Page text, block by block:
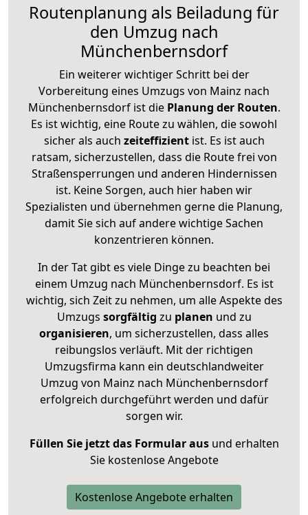
Routenplanung als Beiladung für
den Umzug nach
Münchenbernsdorf
Ein weiterer wichtiger Schritt bei der
Vorbereitung eines Umzugs von Mainz nach
Münchenbernsdorf ist diePlanung der Routen.
Es ist wichtig, eine Route zu wählen, die sowohl
sicher als auch zeiteffizientist. Es ist auch
ratsam, sicherzustellen, dass die Route frei von
Straßensperrungen und anderen Hindernissen
ist. Keine Sorgen, auch hier haben wir
Spezialisten und übernehmen gerne die Planung,
damit Sie sich auf andere wichtige Sachen
konzentrieren können.
In der Tat gibt es viele Dinge zu beachten bei
einem Umzug nach Münchenbernsdorf. Es ist
wichtig, sich Zeit zu nehmen, um alle Aspekte des
Umzugs sorgfältig zu planen und zu
organisieren, um sicherzustellen, dass alles
reibungslos verläuft. Mit der richtigen
Umzugsfirma kann ein deutschlandweiter
Umzug von Mainz nach Münchenbernsdorf
erfolgreich durchgeführt werden und dafür
sorgen wir.
Füllen Sie jetzt das Formular ausund erhalten
Sie kostenlose Angebote
Kostenlose Angebote erhalten